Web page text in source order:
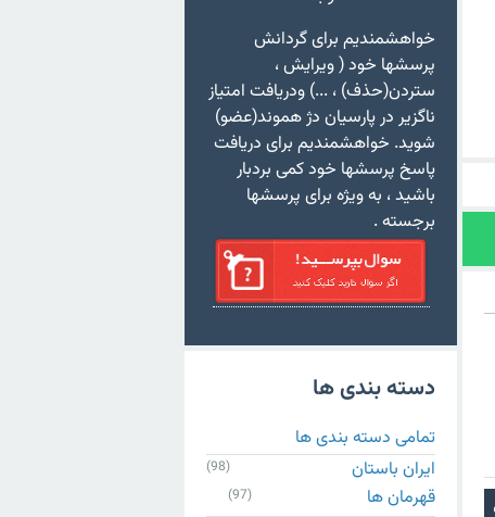
خواهشمندیم برای گردانش
پرسشها خود ( ویرایش ،
ستردن(حذف) ، ...) ودریافت امتیاز
ناگزیر در پارسیان دژ هموند(عضو)
شوید. خواهشمندیم برای دریافت
پاسخ پرسشها خود کمی بردبار
باشید ، به ویژه برای پرسشها
برجسته .
دسته بندی ها
تمامی دسته بندی ها
ایران باستان
(98)
قهرمان ها (97)